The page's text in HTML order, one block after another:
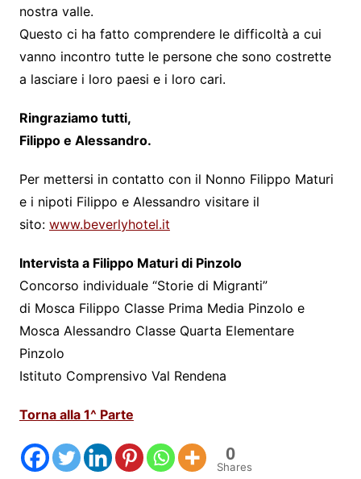
nostra valle.
Questo ci ha fatto comprendere le difficoltà a cui
vanno incontro tutte le persone che sono costrette
a lasciare i loro paesi e i loro cari.
Ringraziamo tutti,
Filippo e Alessandro.
Per mettersi in contatto con il Nonno Filippo Maturi
e i nipoti Filippo e Alessandro visitare il
sito: www.beverlyhotel.it
Intervista a Filippo Maturi di Pinzolo
Concorso individuale “Storie di Migranti”
di Mosca Filippo Classe Prima Media Pinzolo e
Mosca Alessandro Classe Quarta Elementare
Pinzolo
Istituto Comprensivo Val Rendena
Torna alla 1^ Parte
0
Shares